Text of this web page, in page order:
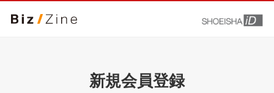
新規会員登録